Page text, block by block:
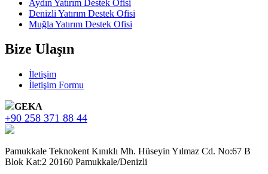
Aydın Yatırım Destek Ofisi
Denizli Yatırım Destek Ofisi
Muğla Yatırım Destek Ofisi
Bize Ulaşın
İletişim
İletişim Formu
GEKA
+90 258 371 88 44
Pamukkale Teknokent Kınıklı Mh. Hüseyin Yılmaz Cd. No:67 B
Blok Kat:2 20160 Pamukkale/Denizli